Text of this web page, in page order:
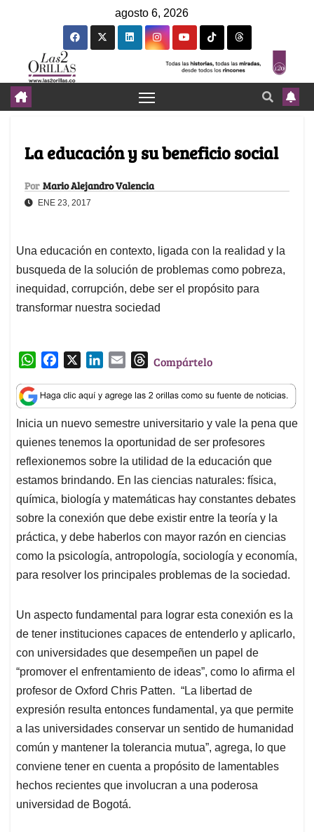
agosto 6, 2026
La educación y su beneficio social
Por Mario Alejandro Valencia
ENE 23, 2017
Una educación en contexto, ligada con la realidad y la
busqueda de la solución de problemas como pobreza,
inequidad, corrupción, debe ser el propósito para
transformar nuestra sociedad
W
a
t
s
A
p
p
c
e
b
o
o
k
n
k
e
d
I
n
a
i
l
T
r
e
a
d
s
Compártelo
Inicia un nuevo semestre universitario y vale la pena que
quienes tenemos la oportunidad de ser profesores
reflexionemos sobre la utilidad de la educación que
estamos brindando. En las ciencias naturales: física,
química, biología y matemáticas hay constantes debates
sobre la conexión que debe existir entre la teoría y la
práctica, y debe haberlos con mayor razón en ciencias
como la psicología, antropología, sociología y economía,
para resolver los principales problemas de la sociedad.
Un aspecto fundamental para lograr esta conexión es la
de tener instituciones capaces de entenderlo y aplicarlo,
con universidades que desempeñen un papel de
“promover el enfrentamiento de ideas”, como lo afirma el
profesor de Oxford Chris Patten. “La libertad de
expresión resulta entonces fundamental, ya que permite
a las universidades conservar un sentido de humanidad
común y mantener la tolerancia mutua”, agrega, lo que
conviene tener en cuenta a propósito de lamentables
hechos recientes que involucran a una poderosa
universidad de Bogotá.